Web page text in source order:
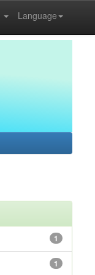
Language
1
1